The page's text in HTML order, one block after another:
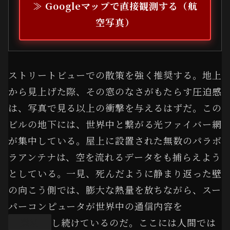
≫ Googleマップで直接観測する（航
空写真）
ストリートビューでの散策を強く推奨する。地上
から見上げた際、その窓のなさがもたらす圧迫感
は、写真で見る以上の衝撃を与えるはずだ。この
ビルの地下には、世界中と繋がる光ファイバー網
が集中している。屋上に設置された無数のパラボ
ラアンテナは、空を流れるデータをも捕らえよう
としている。一見、死んだように静まり返った壁
の向こう側では、膨大な熱量を放ちながら、スー
パーコンピュータが世界中の通信内容を
し続けているのだ。ここには人間では